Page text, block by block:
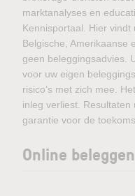
marktanalyses en
Kennisportaal. Hier vindt
Belgische, Amerikaanse
geen beleggingsadvies.
voor uw eigen
risico’s met zich mee.
inleg verliest.
garantie voor de
Online beleggen